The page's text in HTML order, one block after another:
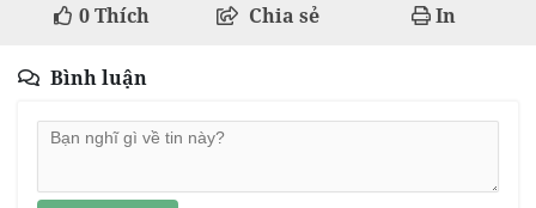
0Thích Chia sẻ In
Bình luận